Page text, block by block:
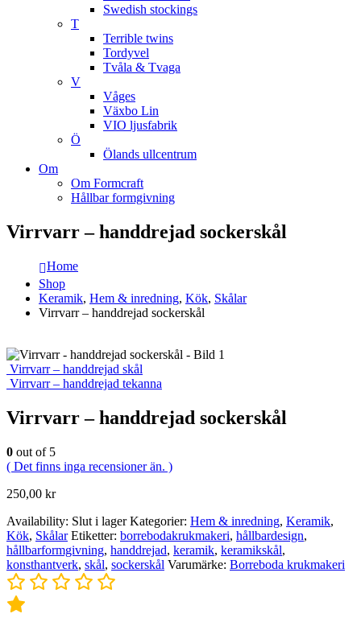
Swedish stockings
T
Terrible twins
Tordyvel
Tvåla & Tvaga
V
Våges
Växbo Lin
VIO ljusfabrik
Ö
Ölands ullcentrum
Om
Om Formcraft
Hållbar formgivning
Virrvarr – handdrejad sockerskål
Home
Shop
Keramik, Hem & inredning, Kök, Skålar
Virrvarr – handdrejad sockerskål
Virrvarr – handdrejad skål
Virrvarr – handdrejad tekanna
Virrvarr – handdrejad sockerskål
0 out of 5
( Det finns inga recensioner än. )
250,00 kr
Availability: Slut i lager Kategorier: Hem & inredning, Keramik,
Kök, Skålar Etiketter: borrebodakrukmakeri, hållbardesign,
hållbarformgivning, handdrejad, keramik, keramikskål,
konsthantverk, skål, sockerskål Varumärke: Borreboda krukmakeri